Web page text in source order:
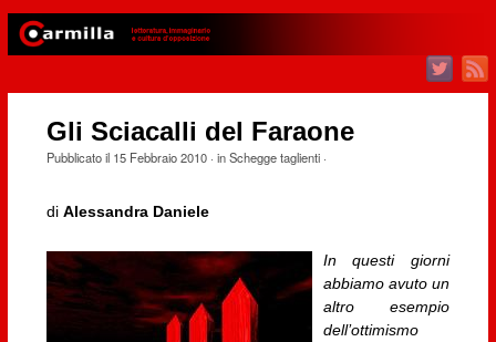
Gli Sciacalli del Faraone
Pubblicato il 15 Febbraio 2010· inSchegge taglienti·
di Alessandra Daniele
In questi giorni
abbiamo avuto un
altro esempio
dell’ottimismo